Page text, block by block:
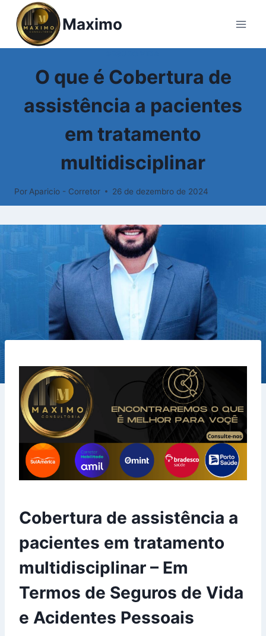
Pular
para
Maximo
O que é Cobertura de
assistência a pacientes
em tratamento
multidisciplinar
Por Aparicio - Corretor 26 de dezembro de 2024
Cobertura de assistência a
pacientes em tratamento
multidisciplinar – Em
Termos de Seguros de Vida
e Acidentes Pessoais